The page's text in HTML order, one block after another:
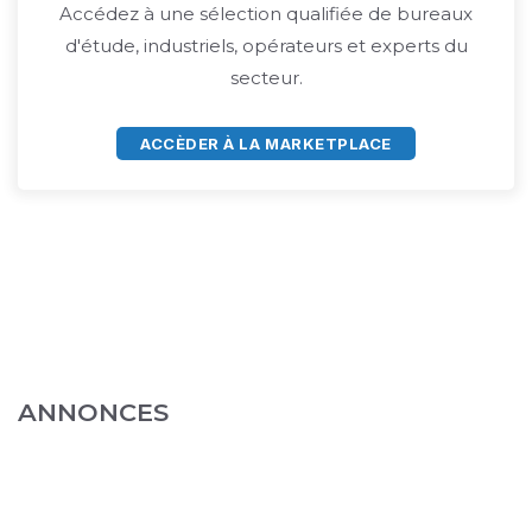
Accédez à une sélection qualifiée de bureaux
d'étude, industriels, opérateurs et experts du
secteur.
ACCÈDER À LA MARKETPLACE
ANNONCES